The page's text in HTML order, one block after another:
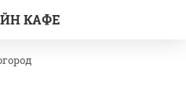
КАФЕ